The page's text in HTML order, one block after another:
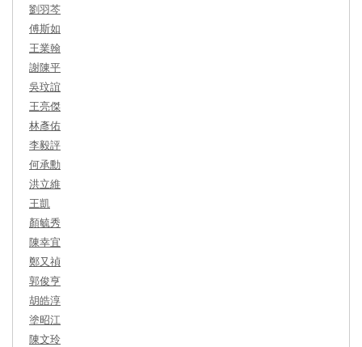
劉羽芩
傅斯如
王業翰
謝陳平
吳玟誼
王亮傑
林彥佑
李毅評
何承勳
洪立維
王凱
顏毓秀
陳幸宜
鄭又禎
郭俊亨
胡皓淳
塗昭江
陳文玲